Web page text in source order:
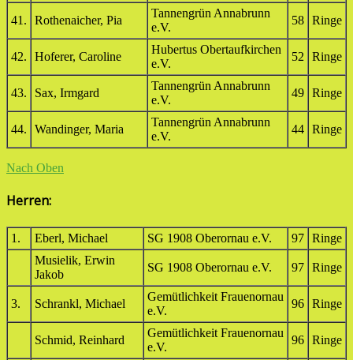
41. Rothenaicher, Pia
Tannengrün Annabrunn
e.V.
58 Ringe
42. Hoferer, Caroline
Hubertus Obertaufkirchen
e.V.
52 Ringe
43. Sax, Irmgard
Tannengrün Annabrunn
e.V.
49 Ringe
44. Wandinger, Maria
Tannengrün Annabrunn
e.V.
44 Ringe
Nach Oben
Herren:
1. Eberl, Michael SG 1908 Oberornau e.V. 97 Ringe
Musielik, Erwin
Jakob
SG 1908 Oberornau e.V. 97 Ringe
3. Schrankl, Michael
Gemütlichkeit Frauenornau
e.V.
96 Ringe
Schmid, Reinhard
Gemütlichkeit Frauenornau
e.V.
96 Ringe